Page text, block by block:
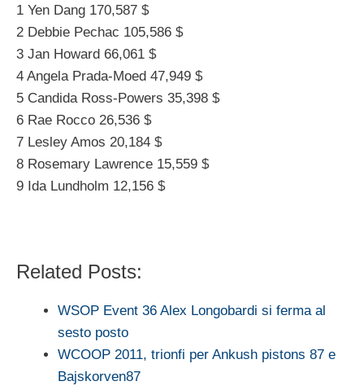
1 Yen Dang 170,587 $
2 Debbie Pechac 105,586 $
3 Jan Howard 66,061 $
4 Angela Prada-Moed 47,949 $
5 Candida Ross-Powers 35,398 $
6 Rae Rocco 26,536 $
7 Lesley Amos 20,184 $
8 Rosemary Lawrence 15,559 $
9 Ida Lundholm 12,156 $
Related Posts:
WSOP Event 36 Alex Longobardi si ferma al
sesto posto
WCOOP 2011, trionfi per Ankush pistons 87 e
Bajskorven87